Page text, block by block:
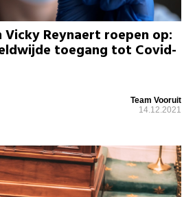
Vicky Reynaert roepen op:
toegang tot Covid-
Team Vooruit
14.12.2021